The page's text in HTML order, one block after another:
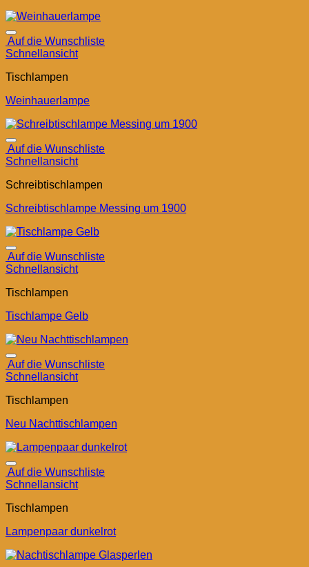
Auf die Wunschliste
Schnellansicht
Tischlampen
Weinhauerlampe
Auf die Wunschliste
Schnellansicht
Schreibtischlampen
Schreibtischlampe Messing um 1900
Auf die Wunschliste
Schnellansicht
Tischlampen
Tischlampe Gelb
Auf die Wunschliste
Schnellansicht
Tischlampen
Neu Nachttischlampen
Auf die Wunschliste
Schnellansicht
Tischlampen
Lampenpaar dunkelrot